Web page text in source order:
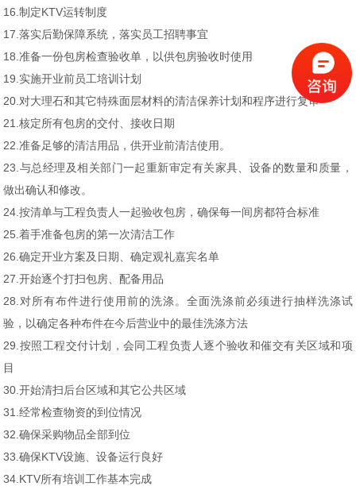
16.制定KTV运转制度
17.落实后勤保障系统，落实员工招聘事宜
18.准备一份包房检查验收单，以供包房验收时使用
19.实施开业前员工培训计划
20.对大理石和其它特殊面层材料的清洁保养计划和程序进行复审
21.核定所有包房的交付、接收日期
22.准备足够的清洁用品，供开业前清洁使用。
23.与总经理及相关部门一起重新审定有关家具、设备的数量和质量，
做出确认和修改。
24.按清单与工程负责人一起验收包房，确保每一间房都符合标准
25.着手准备包房的第一次清洁工作
26.确定开业方案及日期、确定观礼嘉宾名单
27.开始逐个打扫包房、配备用品
28.对所有布件进行使用前的洗涤。全面洗涤前必须进行抽样洗涤试
验，以确定各种布件在今后营业中的最佳洗涤方法
29.按照工程交付计划，会同工程负责人逐个验收和催交有关区域和项
目
30.开始清扫后台区域和其它公共区域
31.经常检查物资的到位情况
32.确保采购物品全部到位
33.确保KTV设施、设备运行良好
34.KTV所有培训工作基本完成